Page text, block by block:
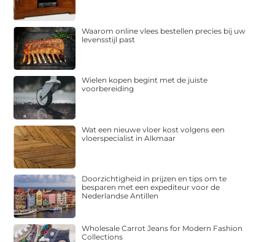
Waarom online vlees bestellen precies bij uw
levensstijl past
Wielen kopen begint met de juiste
voorbereiding
Wat een nieuwe vloer kost volgens een
vloerspecialist in Alkmaar
Doorzichtigheid in prijzen en tips om te
besparen met een expediteur voor de
Nederlandse Antillen
Wholesale Carrot Jeans for Modern Fashion
Collections